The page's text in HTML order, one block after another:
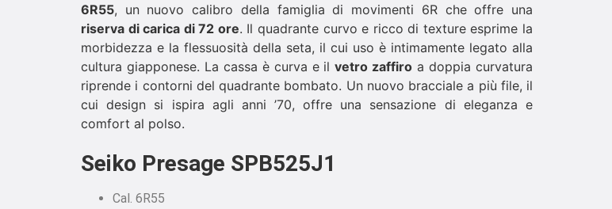
6R55, un nuovo calibro della famiglia di movimenti 6R che offre una
riserva di carica di 72 ore. Il quadrante curvo e ricco di texture esprime la
morbidezza e la flessuosità della seta, il cui uso è intimamente legato alla
cultura giapponese. La cassa è curva e ilvetro zaffiro a doppia curvatura
riprende i contorni del quadrante bombato. Un nuovo bracciale a più file, il
cui design si ispira agli anni ’70, offre una sensazione di eleganza e
comfort al polso.
Seiko Presage SPB525J1
Cal. 6R55